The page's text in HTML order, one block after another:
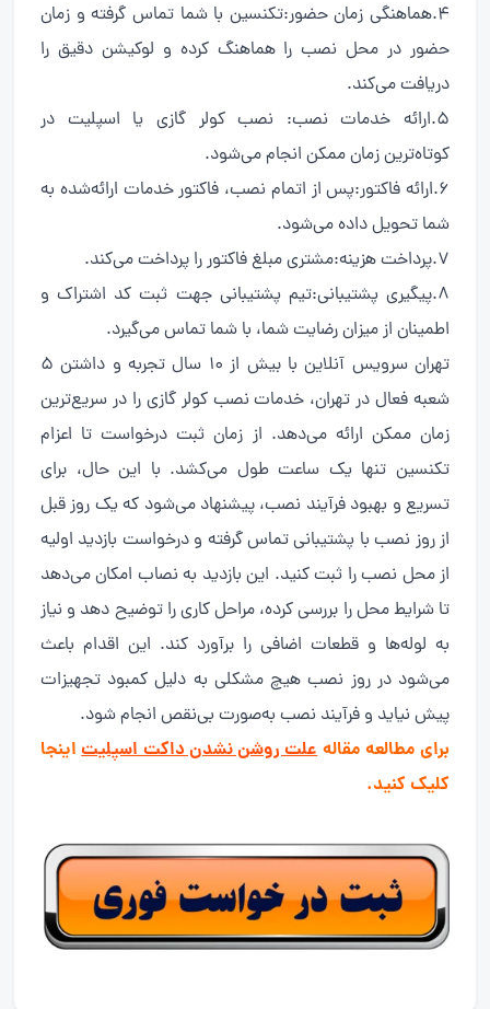
4.هماهنگی زمان حضور:تکنسین با شما تماس گرفته و زمان
حضور در محل نصب را هماهنگ کرده و لوکیشن دقیق را
دریافت می‌کند.
5.ارائه خدمات نصب: نصب کولر گازی یا اسپلیت در
کوتاه‌ترین زمان ممکن انجام می‌شود.
6.ارائه فاکتور:پس از اتمام نصب، فاکتور خدمات ارائه‌شده به
شما تحویل داده می‌شود.
7.پرداخت هزینه:مشتری مبلغ فاکتور را پرداخت می‌کند.
8.پیگیری پشتیبانی:تیم پشتیبانی جهت ثبت کد اشتراک و
اطمینان از میزان رضایت شما، با شما تماس می‌گیرد.
تهران سرویس آنلاین با بیش از ۱۰ سال تجربه و داشتن ۵
شعبه فعال در تهران، خدمات نصب کولر گازی را در سریع‌ترین
زمان ممکن ارائه می‌دهد. از زمان ثبت درخواست تا اعزام
تکنسین تنها یک ساعت طول می‌کشد. با این حال، برای
تسریع و بهبود فرآیند نصب، پیشنهاد می‌شود که یک روز قبل
از روز نصب با پشتیبانی تماس گرفته و درخواست بازدید اولیه
از محل نصب را ثبت کنید. این بازدید به نصاب امکان می‌دهد
تا شرایط محل را بررسی کرده، مراحل کاری را توضیح دهد و نیاز
به لوله‌ها و قطعات اضافی را برآورد کند. این اقدام باعث
می‌شود در روز نصب هیچ مشکلی به دلیل کمبود تجهیزات
پیش نیاید و فرآیند نصب به‌صورت بی‌نقص انجام شود.
برای مطالعه مقالهعلت روشن نشدن داکت اسپلیتاینجا
کلیک کنید.